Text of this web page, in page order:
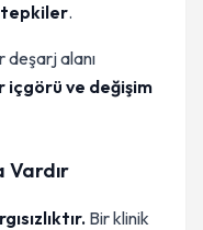
tepkiler.
deşarj alanı
içgörü ve değişim
Vardır
Bir klinik